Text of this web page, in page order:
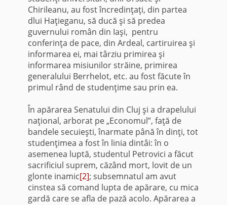
Chirileanu, au fost încredinţaţi, din partea
dlui Haţieganu, să ducă şi să predea
guvernului român din Iaşi, pentru
conferinţa de pace, din Ardeal, cartiruirea şi
informarea ei, mai târziu primirea şi
informarea misiunilor străine, primirea
generalului Berrhelot, etc. au fost făcute în
primul rând de studenţime sau prin ea.
În apărarea Senatului din Cluj şi a drapelului
naţional, arborat pe „Economul”, faţă de
bandele secuieşti, înarmate până în dinţi, tot
studen­ţimea a fost în linia dintâi: în o
asemenea luptă, studentul Petrovici a făcut
sacrificiul suprem, căzând mort, lovit de un
glonte inamic[2]; sub­semnatul am avut
cinstea să comand lupta de apărare, cu mica
gardă care se afla de pază acolo. Apărarea a